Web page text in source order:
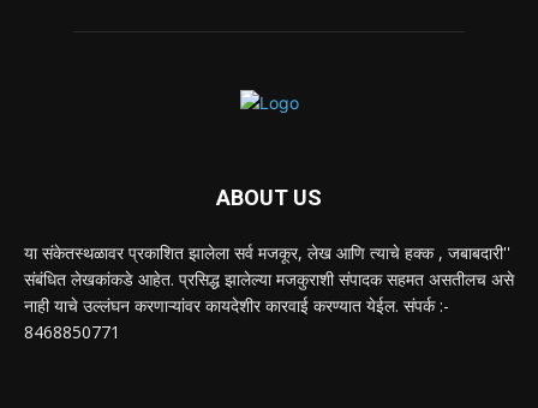
ABOUT US
या संकेतस्थळावर प्रकाशित झालेला सर्व मजकूर, लेख आणि त्याचे हक्क , जबाबदारी''
संबंधित लेखकांकडे आहेत. प्रसिद्ध झालेल्या मजकुराशी संपादक सहमत असतीलच असे
नाही याचे उल्लंघन करणाऱ्यांवर कायदेशीर कारवाई करण्यात येईल. संपर्क :-
8468850771